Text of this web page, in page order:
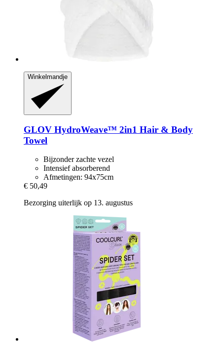
Winkelmandje
GLOV HydroWeave™ 2in1 Hair & Body
Towel
Bijzonder zachte vezel
Intensief absorberend
Afmetingen: 94x75cm
€ 50,49
Bezorging uiterlijk op 13. augustus